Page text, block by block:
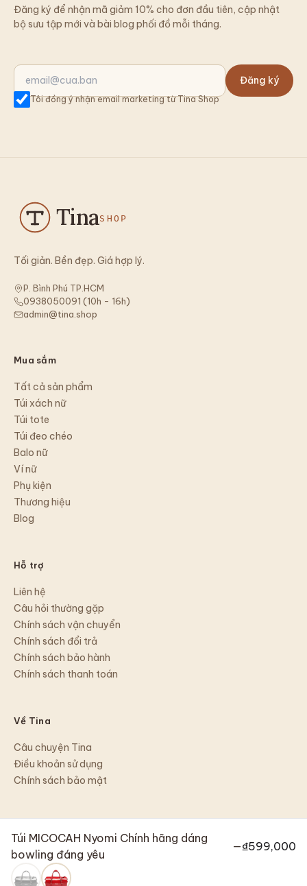
Túi MICOCAH Nyomi Chính hãng dáng
bowling đáng yêu
—₫599,000
Đăng ký để nhận mã giảm 10% cho đơn đầu tiên, cập nhật
bộ sưu tập mới và bài blog phối đồ mỗi tháng.
Đăng ký
Tôi đồng ý nhận email marketing từ Tina Shop
TinaSHOP
Tối giản. Bền đẹp. Giá hợp lý.
P. Bình Phú TP.HCM
0938050091 (10h - 16h)
admin@tina.shop
Mua sắm
Tất cả sản phẩm
Túi xách nữ
Túi tote
Túi đeo chéo
Balo nữ
Ví nữ
Phụ kiện
Thương hiệu
Blog
Hỗ trợ
Liên hệ
Câu hỏi thường gặp
Chính sách vận chuyển
Chính sách đổi trả
Chính sách bảo hành
Chính sách thanh toán
Về Tina
Câu chuyện Tina
Điều khoản sử dụng
Chính sách bảo mật
©2026Tina Shop